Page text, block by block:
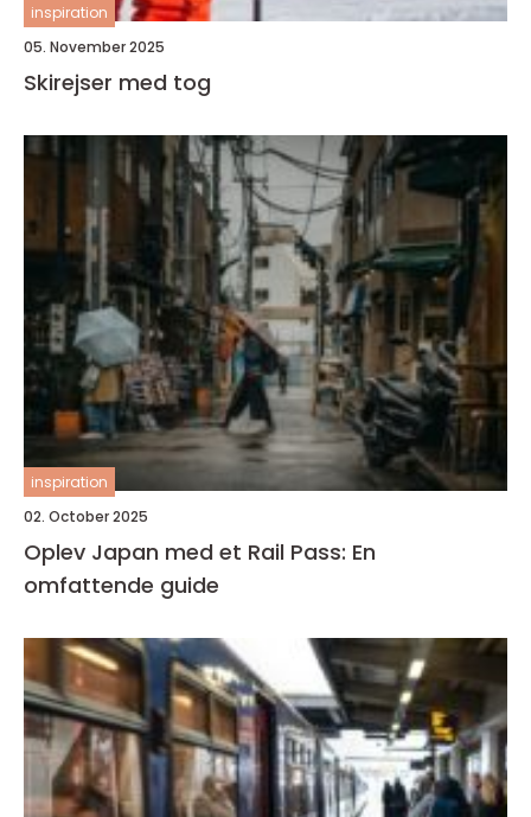
inspiration
05. November 2025
Skirejser med tog
inspiration
02. October 2025
Oplev Japan med et Rail Pass: En
omfattende guide